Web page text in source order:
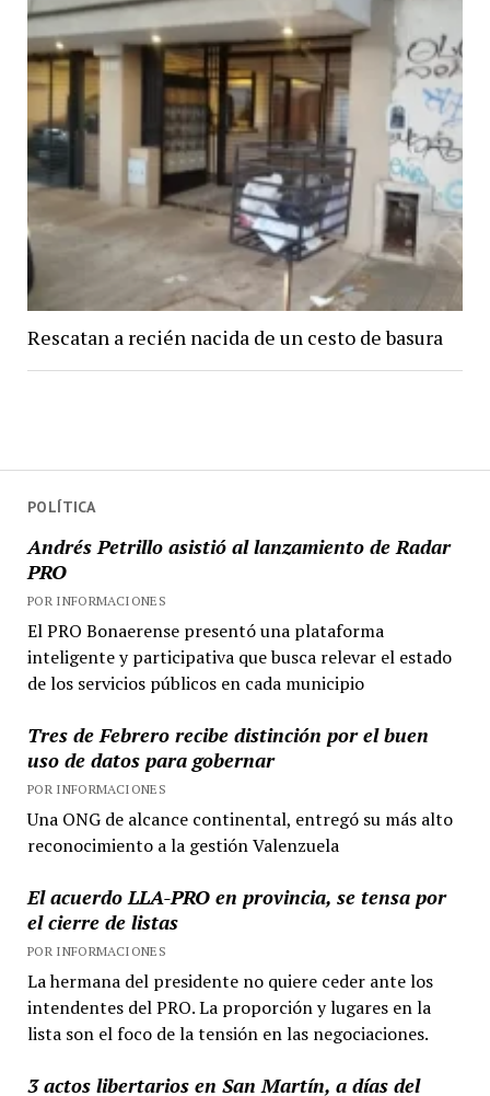
POLÍTICA
Andrés Petrillo asistió al lanzamiento de Radar
PRO
POR INFORMACIONES
El PRO Bonaerense presentó una plataforma
inteligente y participativa que busca relevar el estado
de los servicios públicos en cada municipio
Tres de Febrero recibe distinción por el buen
uso de datos para gobernar
POR INFORMACIONES
Una ONG de alcance continental, entregó su más alto
reconocimiento a la gestión Valenzuela
El acuerdo LLA-PRO en provincia, se tensa por
el cierre de listas
POR INFORMACIONES
La hermana del presidente no quiere ceder ante los
intendentes del PRO. La proporción y lugares en la
lista son el foco de la tensión en las negociaciones.
3 actos libertarios en San Martín, a días del
Rescatan a recién nacida de un cesto de basura